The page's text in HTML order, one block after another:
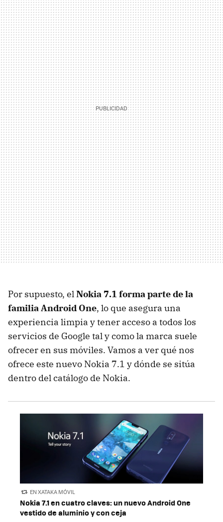
Por supuesto, el Nokia 7.1 forma parte de la
familia Android One, lo que asegura una
experiencia limpia y tener acceso a todos los
servicios de Google tal y como la marca suele
ofrecer en sus móviles. Vamos a ver qué nos
ofrece este nuevo Nokia 7.1 y dónde se sitúa
dentro del catálogo de Nokia.
EN XATAKA MÓVIL
Nokia 7.1 en cuatro claves: un nuevo Android One
vestido de aluminio y con ceja